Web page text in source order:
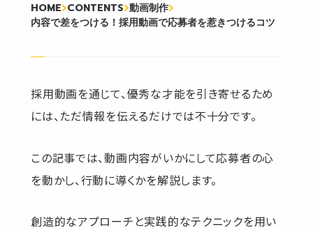
HOME CONTENTS 動画制作
内容で差をつける！採用動画で応募者を惹きつけるコツ
採用動画を通じて、優秀な才能を引き寄せるため
には、ただ情報を伝えるだけでは不十分です。
この記事では、動画内容がいかにして応募者の心
を動かし、行動に導くかを解説します。
創造的なアプローチと実践的なテクニックを用い